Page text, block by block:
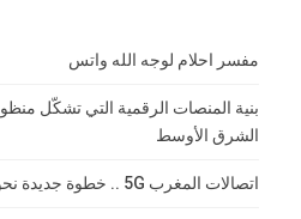
مفسر احلام لوجه الله واتس
بنية المنصات الرقمية التي تشكّل
الشرق الأوسط
اتصالات المغرب 5G .. خطوة جديدة نحو المستقبل عروض باقات 5G